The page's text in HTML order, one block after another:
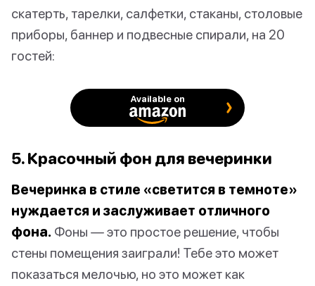
скатерть, тарелки, салфетки, стаканы, столовые
приборы, баннер и подвесные спирали, на 20
гостей:
Available on
5. Красочный фон для вечеринки
Вечеринка в стиле «светится в темноте»
нуждается и заслуживает отличного
фона. Фоны — это простое решение, чтобы
стены помещения заиграли! Тебе это может
показаться мелочью, но это может как